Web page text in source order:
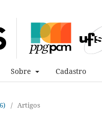
Sobre Cadastro
/ Artigos